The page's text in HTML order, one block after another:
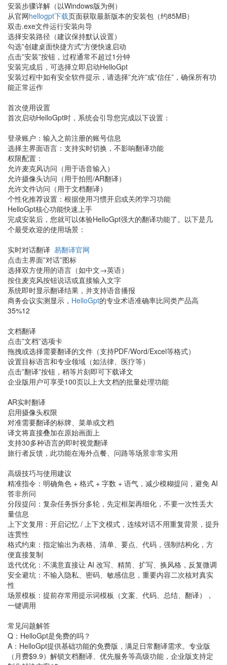
安装步骤详解（以Windows版为例）
从官网hellogpt下载页面获取最新版本的安装包（约85MB）
双击.exe文件运行安装向导
选择安装路径（建议保持默认设置）
勾选”创建桌面快捷方式”方便快速启动
点击”安装”按钮，过程通常不超过1分钟
安装完成后，可选择立即启动HelloGpt
安装过程中如有安全软件提示，请选择”允许”或”信任”，确保所有功
能正常运作
首次使用设置
首次启动HelloGpt时，系统会引导您完成以下设置：
登录账户：输入之前注册的账号信息
选择主界面语言：支持实时切换，不影响翻译功能
权限配置：
允许麦克风访问（用于语音输入）
允许摄像头访问（用于拍照/AR翻译）
允许文件访问（用于文档翻译）
个性化推荐设置：根据使用习惯开启或关闭学习功能
HelloGpt核心功能快速上手
完成安装后，您就可以体验HelloGpt强大的翻译功能了。以下是几
个最受欢迎的使用场景：
实时对话翻译 易翻译官网
点击主界面”对话”图标
选择双方使用的语言（如中文→英语）
按住麦克风按钮说话或直接输入文字
系统即时显示翻译结果，并支持语音播报
商务会议实测显示， HelloGpt的专业术语准确率比同类产品高
35%12
文档翻译
点击”文档”选项卡
拖拽或选择需要翻译的文件（支持PDF/Word/Excel等格式）
设置目标语言和专业领域（如法律、医疗等）
点击”翻译”按钮，稍等片刻即可下载译文
企业版用户可享受100页以上大文档的批量处理功能
AR实时翻译
启用摄像头权限
对准需要翻译的标牌、菜单或文档
译文将直接叠加在原始画面上
支持30多种语言的即时视觉翻译
旅行者反馈，此功能在海外点餐、问路等场景非常实用
高级技巧与使用建议
精准指令：明确角色 + 格式 + 字数 + 语气，减少模糊提问，避免 AI
答非所问
分段提问：复杂任务拆分多轮，先定框架再细化，不要一次性丢大
量信息
上下文复用：开启记忆 / 上下文模式，连续对话不用重复背景，提升
连贯性
格式约束：指定输出为表格、清单、要点、代码，强制结构化，方
便直接复制
迭代优化：不满意直接让 AI 改写、精简、扩写、换风格，反复微调
安全避坑：不输入隐私、密码、敏感信息，重要内容二次核对真实
性
场景模板：提前存常用提示词模板（文案、代码、总结、翻译），
一键调用
常见问题解答
Q：HelloGpt是免费的吗？
A：HelloGpt提供基础功能的免费版，满足日常翻译需求。专业版
（月费$9.9）解锁文档翻译、优先服务等高级功能，企业版支持定